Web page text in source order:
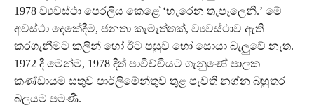
1978 ව්‍යවස්ථා පෙරලිය කෙළේ ‘හැරෙන තැපෑලෙනි.’ මේ
අවස්ථා දෙකේදීම, ජනතා කැමැත්තක්, ව්‍යවස්ථාව ඇති
කරගැනීමට කලින් හෝ ඊට පසුව හෝ සොයා බැලුවේ නැත.
1972 දී මෙන්ම, 1978 දීත් පාවිච්චියට ගැනුණේ පාලක
කණ්ඩායම සතුව පාර්ලිමේන්තුව තුළ පැවති නග්න බහුතර
බලයම පමණි.